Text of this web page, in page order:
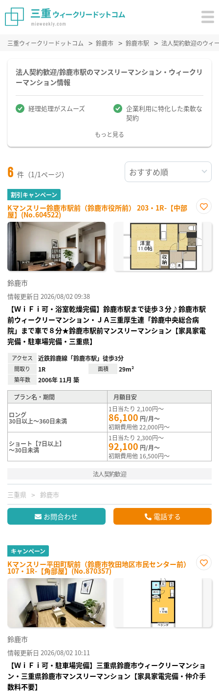
三重ウィークリードットコム 鈴鹿市 鈴鹿市駅 法人契約歓迎のウィ
法人契約歓迎/鈴鹿市駅のマンスリーマンション・ウィークリ
ーマンション情報
経理処理がスムーズ
企業利用に特化した柔軟な
契約
もっと見る
6 件（1/1ページ）
割引キャンペーン
Kマンスリー鈴鹿市駅前（鈴鹿市役所前） 203・1R-【中部
屋】(No.604522)
に入
り登
録
鈴鹿市
情報更新日 2026/08/02 09:38
【ＷｉＦｉ可・浴室乾燥完備】鈴鹿市駅まで徒歩３分♪鈴鹿市駅
前ウィークリーマンション・ＪＡ三重厚生連「鈴鹿中央総合病
院」まで車で８分★鈴鹿市駅前マンスリーマンション【家具家電
完備・駐車場完備・三重県】
アクセス 近鉄鈴鹿線「鈴鹿市駅」徒歩3分
間取り 1R 面積 29m²
築年数 2006年 11月 築
プラン名・期間 月額目安
ロング
30日以上～360日未満
1日当たり 2,100円～
86,100 円/月～
初期費用他 22,000円～
ショート【7日以上】
～30日未満
1日当たり 2,300円～
92,100 円/月～
初期費用他 16,500円～
法人契約歓迎
三重県 鈴鹿市
お問合わせ 電話する
キャンペーン
Kマンスリー平田町駅前（鈴鹿市牧田地区市民センター前）
107・1R-【角部屋】(No.870357)
に入
鈴鹿市
情報更新日 2026/08/02 10:11
【ＷｉＦｉ可・駐車場完備】三重県鈴鹿市ウィークリーマンショ
ン・三重県鈴鹿市マンスリーマンション【家具家電完備・仲介手
数料不要】